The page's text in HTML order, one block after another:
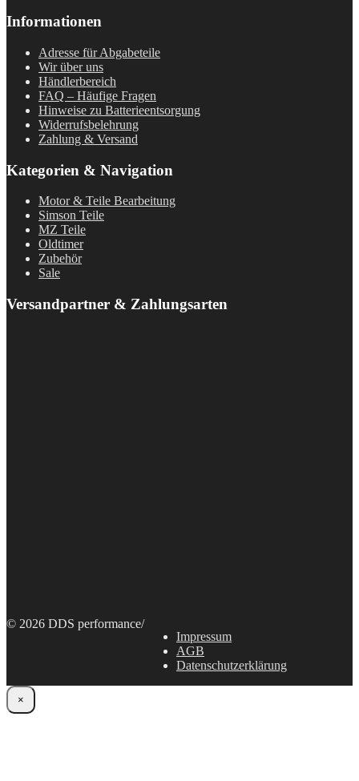
Informationen
Adresse für Abgabeteile
Wir über uns
Händlerbereich
FAQ – Häufige Fragen
Hinweise zu Batterieentsorgung
Widerrufsbelehrung
Zahlung & Versand
Kategorien & Navigation
Motor & Teile Bearbeitung
Simson Teile
MZ Teile
Oldtimer
Zubehör
Sale
Versandpartner & Zahlungsarten
© 2026 DDS performance/
Impressum
AGB
Datenschutzerklärung
×